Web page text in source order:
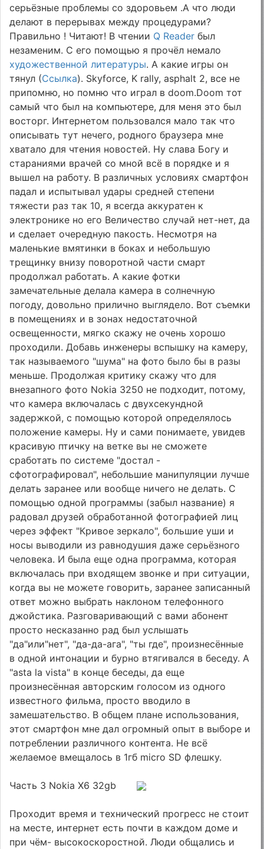
серьёзные проблемы со здоровьем .А что люди
делают в перерывах между процедурами?
Правильно ! Читают! В чтении Q Reader был
незаменим. С его помощью я прочёл немало
художественной литературы. А какие игры он
тянул (Ссылка). Skyforce, K rally, asphalt 2, все не
припомню, но помню что играл в doom.Doom тот
самый что был на компьютере, для меня это был
восторг. Интернетом пользовался мало так что
описывать тут нечего, родного браузера мне
хватало для чтения новостей. Ну слава Богу и
стараниями врачей со мной всё в порядке и я
вышел на работу. В различных условиях смартфон
падал и испытывал удары средней степени
тяжести раз так 10, я всегда аккуратен к
электронике но его Величество случай нет-нет, да
и сделает очередную пакость. Несмотря на
маленькие вмятинки в боках и небольшую
трещинку внизу поворотной части смарт
продолжал работать. А какие фотки
замечательные делала камера в солнечную
погоду, довольно прилично выглядело. Вот съемки
в помещениях и в зонах недостаточной
освещенности, мягко скажу не очень хорошо
проходили. Добавь инженеры вспышку на камеру,
так называемого "шума" на фото было бы в разы
меньше. Продолжая критику скажу что для
внезапного фото Nokia 3250 не подходит, потому,
что камера включалась с двухсекундной
задержкой, с помощью которой определялось
положение камеры. Ну и сами понимаете, увидев
красивую птичку на ветке вы не сможете
сработать по системе "достал -
сфотографировал", небольшие манипуляции лучше
делать заранее или вообще ничего не делать. С
помощью одной программы (забыл название) я
радовал друзей обработанной фотографией лиц
через эффект "Кривое зеркало", большие уши и
носы выводили из равнодушия даже серьёзного
человека. И была еще одна программа, которая
включалась при входящем звонке и при ситуации,
когда вы не можете говорить, заранее записанный
ответ можно выбрать наклоном телефонного
джойстика. Разговаривающий с вами абонент
просто несказанно рад был услышать
"да"или"нет", "да-да-ага", "ты где", произнесённые
в одной интонации и бурно втягивался в беседу. А
"asta la vista" в конце беседы, да еще
произнесённая авторским голосом из одного
известного фильма, просто вводило в
замешательство. В общем плане использования,
этот смартфон мне дал огромный опыт в выборе и
потреблении различного контента. Не всё
желаемое вмещалось в 1гб micro SD флешку.
Часть 3 Nokia X6 32gb
Проходит время и технический прогресс не стоит
на месте, интернет есть почти в каждом доме и
при чём- высокоскоростной. Люди общались и